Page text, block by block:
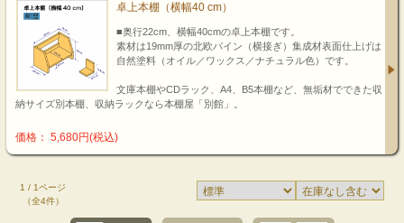
卓上本棚（横幅40 cm）
■奥行22cm、横幅40cmの卓上本棚です。
素材は19mm厚の北欧パイン（横接ぎ）集成材表面仕上げは
自然塗料（オイル／ワックス／ナチュラル色）です。
文庫本棚やCDラック、A4、B5本棚など、無垢材でできた収
納サイズ別本棚、収納ラックなら本棚屋「別館」。
価格： 5,680円(税込)
1 / 1ページ
（全4件）